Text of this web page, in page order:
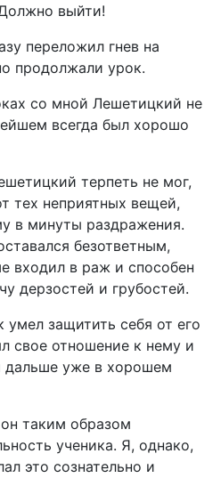
выйти!
переложил гнев на
продолжали урок.
со мной Лешетицкий не
всегда был хорошо
терпеть не мог,
тех неприятных вещей,
в минуты раздражения.
безответным,
входил в раж и способен
дерзостей и грубостей.
умел защитить себя от его
свое отношение к нему и
дальше уже в хорошем
таким образом
ученика. Я, однако,
это сознательно и